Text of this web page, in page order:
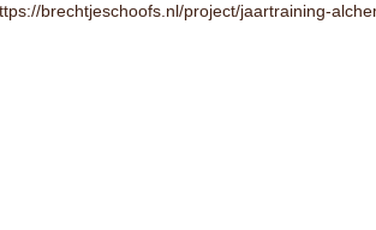
brechtjeschoofs.nl/project/jaartraining-